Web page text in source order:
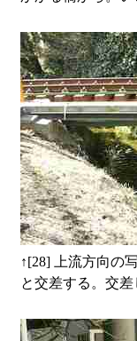
↑[28] 上流方向の
と交差する。交差